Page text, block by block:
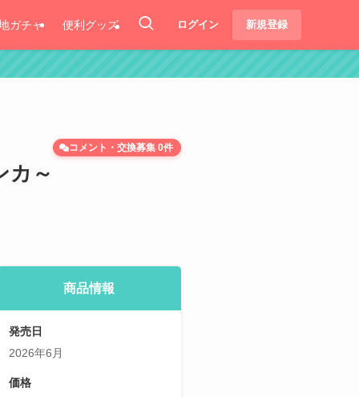
ガチャ 便利グッズ ログイン 新規登録
カ～
コメント・交換募集 0件
商品情報
発売日
2026年6月
価格